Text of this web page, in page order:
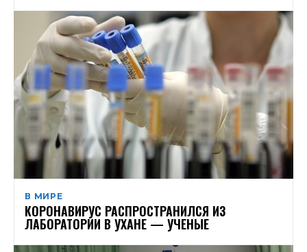
В МИРЕ
КОРОНАВИРУС РАСПРОСТРАНИЛСЯ ИЗ
ЛАБОРАТОРИИ В УХАНЕ — УЧЕНЫЕ